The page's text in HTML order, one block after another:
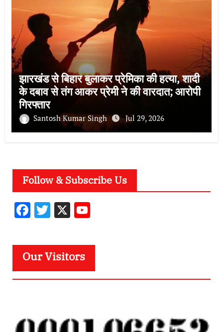
झारखंड से बिहार बुलाकर प्रेमिका की हत्या, शादी
के दबाव से तंग आकर प्रेमी ने की वारदात; आरोपी
गिरफ्तार
Santosh Kumar Singh Jul 29, 2026
Follow & Subscribe Us
F
e
b
o
T
it
te
r
X Y
u
u
C
Our Visitors